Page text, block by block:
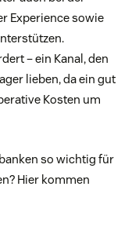
Experience sowie
– ein Kanal, den
lieben, da ein gut
Kosten um
so wichtig für
Hier kommen